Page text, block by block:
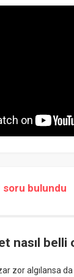
soru bulundu
nasıl belli
zor algılansa